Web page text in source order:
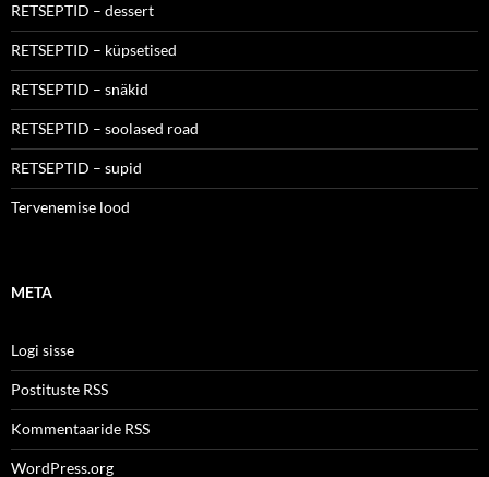
RETSEPTID – dessert
RETSEPTID – küpsetised
RETSEPTID – snäkid
RETSEPTID – soolased road
RETSEPTID – supid
Tervenemise lood
META
Logi sisse
Postituste RSS
Kommentaaride RSS
WordPress.org